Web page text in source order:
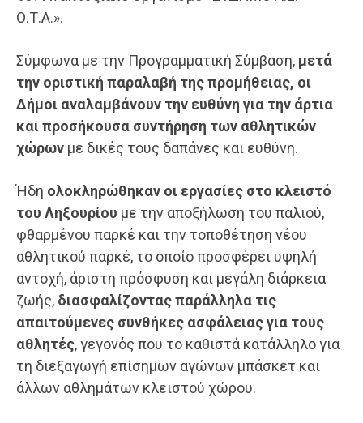
Ο.Τ.Α.».
Σύμφωνα με την Προγραμματική Σύμβαση, μετά
την οριστική παραλαβή της προμήθειας, οι
Δήμοι αναλαμβάνουν την ευθύνη για την άρτια
και προσήκουσα συντήρηση των αθλητικών
χώρων με δικές τους δαπάνες και ευθύνη.
Ήδη ολοκληρώθηκαν οι εργασίες στο κλειστό
του Ληξουρίου με την αποξήλωση του παλιού,
φθαρμένου παρκέ και την τοποθέτηση νέου
αθλητικού παρκέ, το οποίο προσφέρει υψηλή
αντοχή, άριστη πρόσφυση και μεγάλη διάρκεια
ζωής, διασφαλίζοντας παράλληλα τις
απαιτούμενες συνθήκες ασφάλειας για τους
αθλητές, γεγονός που το καθιστά κατάλληλο για
τη διεξαγωγή επίσημων αγώνων μπάσκετ και
άλλων αθλημάτων κλειστού χώρου.